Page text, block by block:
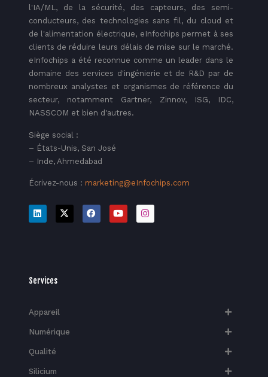
l'IA/ML, de la sécurité, des capteurs, des semi-
conducteurs, des technologies sans fil, du cloud et
de l'alimentation électrique, eInfochips permet à ses
clients de réduire leurs délais de mise sur le marché.
eInfochips a été reconnue comme un leader dans le
domaine des services d'ingénierie et de R&D par de
nombreux analystes et organismes de référence du
secteur, notamment Gartner, Zinnov, ISG, IDC,
NASSCOM et bien d'autres.
Siège social :
– États-Unis, San José
– Inde, Ahmedabad
Écrivez-nous : marketing@eInfochips.com
Services
Appareil
Numérique
Qualité
Silicium